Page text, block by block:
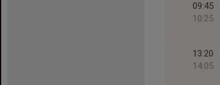
09:45
10:25
13:20
14:05